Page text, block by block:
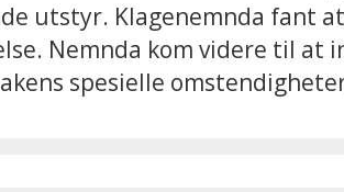
utstyr. Klagenemnda fant
Nemnda kom videre til at
spesielle